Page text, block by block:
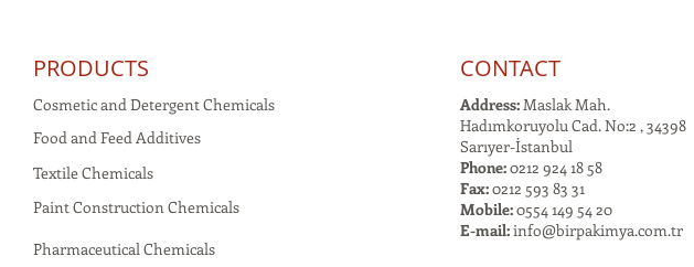
PRODUCTS
Cosmetic and Detergent Chemicals
Food and Feed Additives
Textile Chemicals
Paint Construction Chemicals
Pharmaceutical Chemicals
CONTACT
Address:Maslak Mah.
Hadımkoruyolu Cad. No:2 , 34398
Sarıyer-İstanbul
Phone:0212 924 18 58
Fax:0212 593 83 31
Mobile:0554 149 54 20
E-mail:info@birpakimya.com.tr